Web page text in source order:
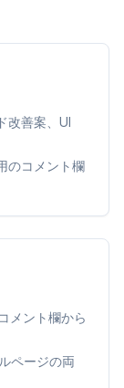
改善案、UI
のコメント欄
メント欄から
ページの両